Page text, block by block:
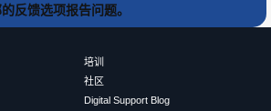
反馈选项报告问题。
培训
社区
Digital Support Blog